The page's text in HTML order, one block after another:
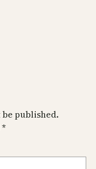
published.
*